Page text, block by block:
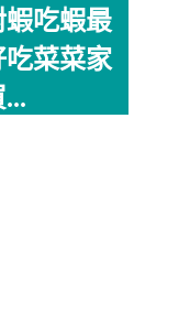
蝦吃蝦最
菜菜家